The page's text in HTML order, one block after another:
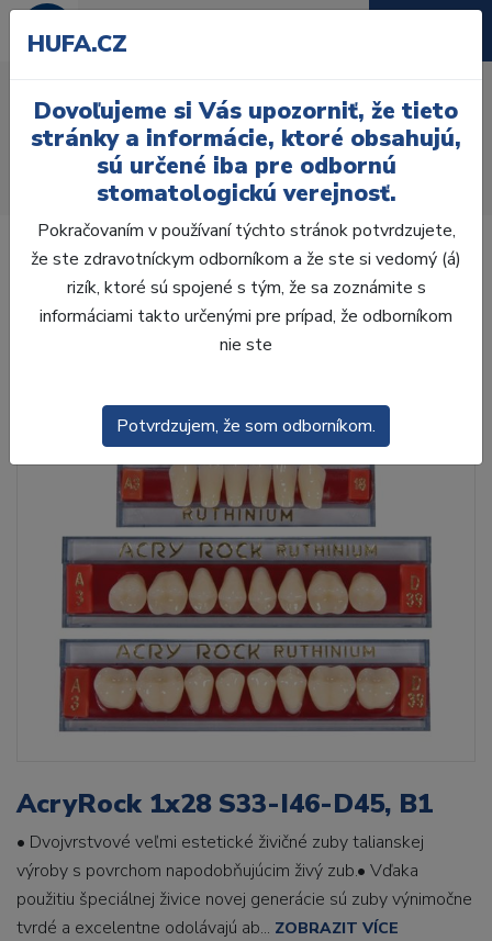
D45, B1
Zuby
AcryRock
AcryRock 1x28 S33-I46-D45, B1
AcryRock 1x28 S33-I46-D45, B1
• Dvojvrstvové veľmi estetické živičné zuby talianskej
výroby s povrchom napodobňujúcim živý zub.• Vďaka
použitiu špeciálnej živice novej generácie sú zuby výnimočne
tvrdé a excelentne odolávajú ab... ZOBRAZIT VÍCE
HUFA.CZ
Dovoľujeme si Vás upozorniť, že tieto
stránky a informácie, ktoré obsahujú,
sú určené iba pre odbornú
stomatologickú verejnosť.
Pokračovaním v používaní týchto stránok potvrdzujete,
že ste zdravotníckym odborníkom a že ste si vedomý (á)
rizík, ktoré sú spojené s tým, že sa zoznámite s
informáciami takto určenými pre prípad, že odborníkom
nie ste
Potvrdzujem, že som odborníkom.